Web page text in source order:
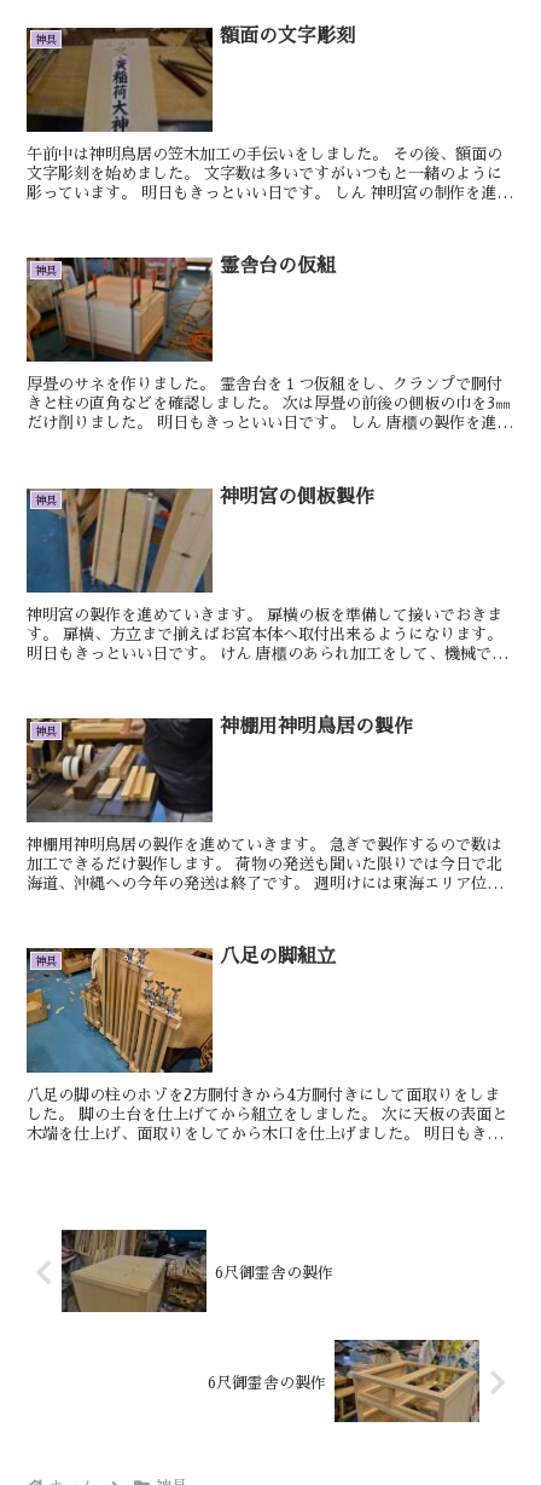
神具 額面の文字彫刻
午前中は神明鳥居の笠木加工の手伝いをしました。 その後、額面の
文字彫刻を始めました。 文字数は多いですがいつもと一緒のように
彫っています。 明日もきっといい日です。 しん 神明宮の制作を進め
神具 霊舎台の仮組
厚畳のサネを作りました。 霊舎台を１つ仮組をし、クランプで胴付
きと柱の直角などを確認しました。 次は厚畳の前後の側板の巾を3㎜
だけ削りました。 明日もきっといい日です。 しん 唐櫃の製作を進め
神具 神明宮の側板製作
神明宮の製作を進めていきます。 扉横の板を準備して接いでおきま
す。 扉横、方立まで揃えばお宮本体へ取付出来るようになります。
明日もきっといい日です。 けん 唐櫃のあられ加工をして、機械では
神具 神棚用神明鳥居の製作
神棚用神明鳥居の製作を進めていきます。 急ぎで製作するので数は
加工できるだけ製作します。 荷物の発送も聞いた限りでは今日で北
海道、沖縄への今年の発送は終了です。 週明けには東海エリア位し
神具 八足の脚組立
八足の脚の柱のホゾを2方胴付きから4方胴付きにして面取りをしま
した。 脚の土台を仕上げてから組立をしました。 次に天板の表面と
木端を仕上げ、面取りをしてから木口を仕上げました。 明日もきっ
6尺御霊舎の製作
6尺御霊舎の製作